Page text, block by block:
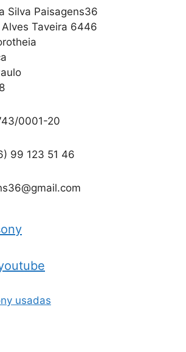
Silva Paisagens36
Alves Taveira 6446
0001-20
99 123 51 46
usadas